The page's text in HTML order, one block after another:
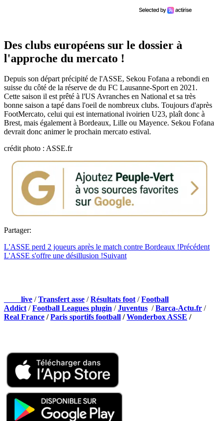
Des clubs européens sur le dossier à
l'approche du mercato !
Depuis son départ précipité de l'ASSE, Sekou Fofana a rebondi en
suisse du côté de la réserve de du FC Lausanne-Sport en 2021.
Cette saison il est prêté à l'US Avranches en National et sa très
bonne saison a tapé dans l'oeil de nombreux clubs. Toujours d'après
FootMercato, celui qui est international ivoirien U23, plaît donc à
Brest, mais également à Bordeaux, Lille ou Mayence. Sekou Fofana
devrait donc animer le prochain mercato estival.
crédit photo : ASSE.fr
Partager:
L'ASSE perd 2 joueurs après le match contre Bordeaux !Précédent
L'ASSE s'offre une désillusion !Suivant
live /Transfert asse /Résultats foot /Football
Addict /Football Leagues plugin /Juventus /Barca-Actu.fr /
Real France /Paris sportifs football /Wonderbox ASSE /